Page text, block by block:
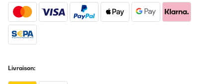
Livraison: